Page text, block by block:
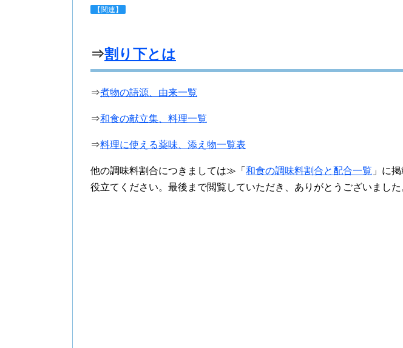
【関連】
⇒割り下とは
⇒煮物の語源、由来一覧
⇒和食の献立集、料理一覧
⇒料理に使える薬味、添え物一覧表
他の調味料割合につきましては≫「 和食の調味料割合と配合一覧 」に
役立てください。最後まで閲覧していただき、ありがとうございました